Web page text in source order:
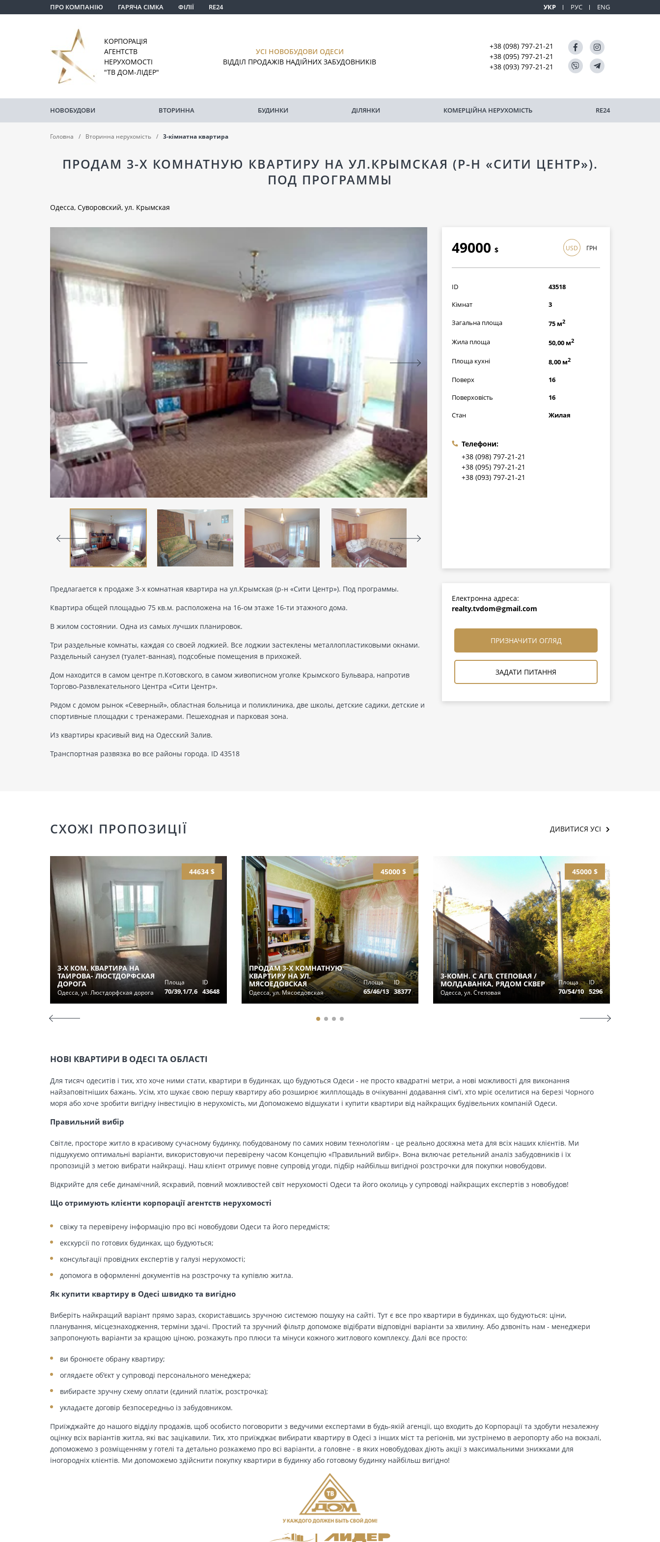
ПРО КОМПАНІЮ ГАРЯЧА СІМКА ФІЛІЇ RE24 УКР РУС ENG
КОРПОРАЦІЯ
АГЕНТСТВ
НЕРУХОМОСТІ
"ТВ ДОМ-ЛІДЕР"
УСІ НОВОБУДОВИ ОДЕСИ
ВІДДІЛ ПРОДАЖІВ НАДІЙНИХ ЗАБУДОВНИКІВ
+38 (098) 797-21-21
+38 (095) 797-21-21
+38 (093) 797-21-21
НОВОБУДОВИ ВТОРИННА БУДИНКИ ДІЛЯНКИ КОМЕРЦІЙНА НЕРУХОМІСТЬ RE24
Головна Вторинна нерухомість 3-кімнатна квартира
ПРОДАМ 3-Х КОМНАТНУЮ КВАРТИРУ НА УЛ.КРЫМСКАЯ (Р-Н «СИТИ ЦЕНТР»).
ПОД ПРОГРАММЫ
Одесса, Суворовский, ул. Крымская
49000 $
1421000грн
USD ГРН
ID
43518
Кімнат
3
Загальна площа 75 м2
Жила площа 50,00 м2
Площа кухні 8,00 м2
Поверх
16
Поверховість
16
Стан
Жилая
Телефони:
+38 (098) 797-21-21
+38 (095) 797-21-21
+38 (093) 797-21-21
Предлагается к продаже 3-х комнатная квартира на ул.Крымская (р-н «Сити Центр»). Под программы.
Квартира общей площадью 75 кв.м. расположена на 16-ом этаже 16-ти этажного дома.
В жилом состоянии. Одна из самых лучших планировок.
Три раздельные комнаты, каждая со своей лоджией. Все лоджии застеклены металлопластиковыми окнами.
Раздельный санузел (туалет-ванная), подсобные помещения в прихожей.
Дом находится в самом центре п.Котовского, в самом живописном уголке Крымского Бульвара, напротив
Торгово-Развлекательного Центра «Сити Центр».
Рядом с домом рынок «Северный», областная больница и поликлиника, две школы, детские садики, детские и
спортивные площадки с тренажерами. Пешеходная и парковая зона.
Из квартиры красивый вид на Одесский Залив.
Транспортная развязка во все районы города. ID 43518
Електронна адреса:
realty.tvdom@gmail.com
ПРИЗНАЧИТИ ОГЛЯД
ЗАДАТИ ПИТАННЯ
СХОЖІ ПРОПОЗИЦІЇ ДИВИТИСЯ УСІ
44634 $
3-Х КОМ. КВАРТИРА НА
ТАИРОВА- ЛЮСТДОРФСКАЯ
ДОРОГА
Одесса, ул. Люстдорфская дорога
Площа
70/39,1/7,6
ID
43648
45000 $
ПРОДАМ 3-Х КОМНАТНУЮ
КВАРТИРУ НА УЛ.
МЯСОЕДОВСКАЯ
Одесса, ул. Мясоедовская
Площа
65/46/13
ID
38377
45000 $
3-КОМН. С АГВ, СТЕПОВАЯ /
МОЛДАВАНКА, РЯДОМ СКВЕР
Одесса, ул. Степовая
Площа
70/54/10
ID
5296
НОВІ КВАРТИРИ В ОДЕСІ ТА ОБЛАСТІ
Для тисяч одеситів і тих, хто хоче ними стати, квартири в будинках, що будуються Одеси - не просто квадратні метри, а нові можливості для виконання
найзаповітніших бажань. Усім, хто шукає свою першу квартиру або розширює жилплощадь в очікуванні додавання сім'ї, хто мріє оселитися на березі Чорного
моря або хоче зробити вигідну інвестицію в нерухомість, ми Допоможемо відшукати і купити квартири від найкращих будівельних компаній Одеси.
Правильний вибір
Світле, просторе житло в красивому сучасному будинку, побудованому по самих новим технологіям - це реально досяжна мета для всіх наших клієнтів. Ми
підшукуємо оптимальні варіанти, використовуючи перевірену часом Концепцію «Правильний вибір». Вона включає ретельний аналіз забудовників і їх
пропозицій з метою вибрати найкращі. Наш клієнт отримує повне супровід угоди, підбір найбільш вигідної розстрочки для покупки новобудови.
Відкрийте для себе динамічний, яскравий, повний можливостей світ нерухомості Одеси та його околиць у супроводі найкращих експертів з новобудов!
Що отримують клієнти корпорації агентств нерухомості
свіжу та перевірену інформацію про всі новобудови Одеси та його передмістя;
екскурсії по готових будинках, що будуються;
консультації провідних експертів у галузі нерухомості;
допомога в оформленні документів на розстрочку та купівлю житла.
Як купити квартиру в Одесі швидко та вигідно
Виберіть найкращий варіант прямо зараз, скориставшись зручною системою пошуку на сайті. Тут є все про квартири в будинках, що будуються: ціни,
планування, місцезнаходження, терміни здачі. Простий та зручний фільтр допоможе відібрати відповідні варіанти за хвилину. Або дзвоніть нам - менеджери
запропонують варіанти за кращою ціною, розкажуть про плюси та мінуси кожного житлового комплексу. Далі все просто:
ви бронюєте обрану квартиру;
оглядаєте об'єкт у супроводі персонального менеджера;
вибираєте зручну схему оплати (єдиний платіж, розстрочка);
укладаєте договір безпосередньо із забудовником.
Приїжджайте до нашого відділу продажів, щоб особисто поговорити з ведучими експертами в будь-якій агенції, що входить до Корпорації та здобути незалежну
оцінку всіх варіантів житла, які вас зацікавили. Тих, хто приїжджає вибирати квартиру в Одесі з інших міст та регіонів, ми зустрінемо в аеропорту або на вокзалі,
допоможемо з розміщенням у готелі та детально розкажемо про всі варіанти, а головне - в яких новобудовах діють акції з максимальними знижками для
іногородніх клієнтів. Ми допоможемо здійснити покупку квартири в будинку або готовому будинку найбільш вигідно!